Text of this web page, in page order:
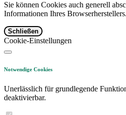
Sie können Cookies auch generell
Informationen Ihres Browserherstellers.
Schließen
Cookie-Einstellungen
Notwendige Cookies
Unerlässlich für grundlegende
deaktivierbar.